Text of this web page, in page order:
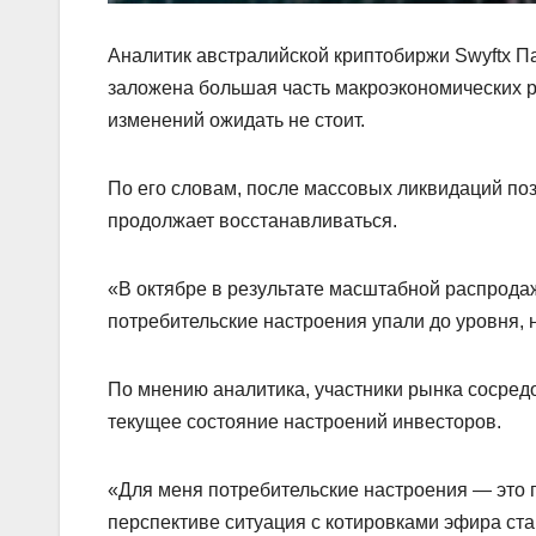
Аналитик австралийской криптобиржи Swyftx
заложена большая часть
изменений ожидать не стоит.
По его словам, после массовых ликвидаций
продолжает восстанавливаться.
«В октябре в результате масштабной
потребительские настроения упали до
По мнению аналитика, участники рынка
текущее состояние настроений инвесторов.
«Для меня потребительские настроения — это
перспективе ситуация с котировками эфира